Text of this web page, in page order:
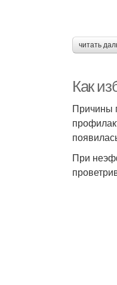
читать
Как
Причины
При